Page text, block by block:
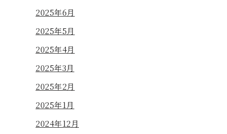
2025年6月
2025年5月
2025年4月
2025年3月
2025年2月
2025年1月
2024年12月